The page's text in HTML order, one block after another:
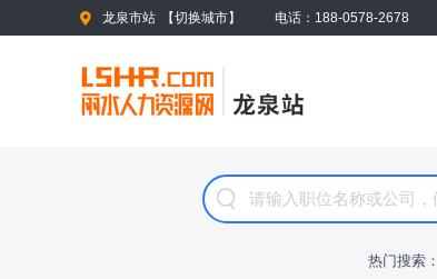
龙泉市站 【切换城市】 电话：188-0578-2678
热门搜索：